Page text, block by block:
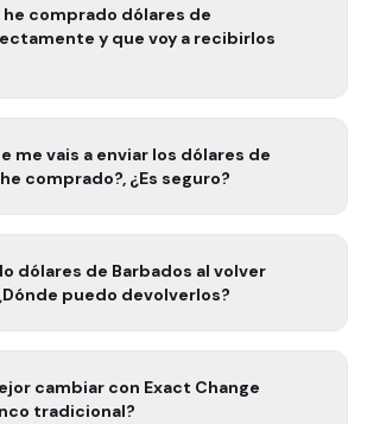
¿Cómo sé que he comprado dólares de
¿Cómo y dónde me vais a enviar los dólares de
comprado?, ¿Es seguro?
dólares de Barbados al volver
puedo devolverlos?
Change
tradicional?